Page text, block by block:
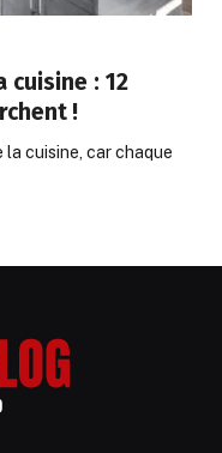
cuisine : 12
!
la cuisine, car chaque